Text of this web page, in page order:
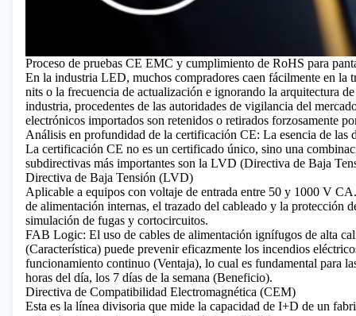
Proceso de pruebas CE EMC y cumplimiento de RoHS para
En la industria LED, muchos compradores caen fácilmente en la
nits o la frecuencia de actualización e ignorando la arquitectura
industria, procedentes de las autoridades de vigilancia del
electrónicos importados son retenidos o retirados forzosamente
Análisis en profundidad de la certificación CE: La esencia de
La certificación CE no es un certificado único, sino una
subdirectivas más importantes son la LVD (Directiva de Baja
Directiva de Baja Tensión (LVD)
Aplicable a equipos con voltaje de entrada entre 50 y 1000 V
de alimentación internas, el trazado del cableado y la protección
simulación de fugas y cortocircuitos.
FAB Logic: El uso de cables de alimentación ignífugos de alta
(Característica) puede prevenir eficazmente los incendios
funcionamiento continuo (Ventaja), lo cual es fundamental para
horas del día, los 7 días de la semana (Beneficio).
Directiva de Compatibilidad Electromagnética (CEM)
Esta es la línea divisoria que mide la capacidad de I+D de un